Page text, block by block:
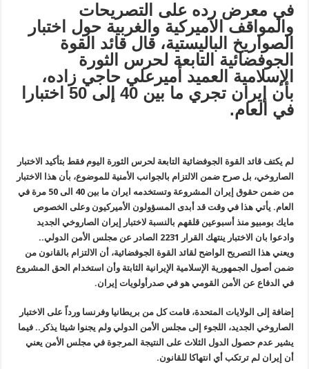
في معرض رده على التصريحات
والمواقف الآميركية والغربية حول اختبار
الصواريخ الباليستية، قال قائد القوة
الجوفضائية التابعة لحرس الثورة
الإسلامية العميد أميرعلي حاجي زاده،
بأن إيران تجري ما بين 40 إلى 50 اختبارا
في العام.
لم يكتف قائد القوة الجوفضائية التابعة لحرس الثورة اليوم فقط بتأكيد الاختبار
الصاروخي، بل صرح ضمن الالتزام بالجوانب الأمنية للموضوع، بأن هذا الاختبار
من ضمن حقوق إيران المشروعة وتستخدمه ايران ما بين 40 الى 50 مرة في
العام. يأتي هذا في وقت قد أبدى المسؤولون الأميركيون وعلى الخصوص
مايك بومبيو منذ أسبوعين قلقهم بالنسبة لاختبار إيران الصاروخي الجديد
وادعوا بان الاختبار ينتهك القرار 2231 الصادر عن مجلس الأمن الدولي..
ويعني هذا التصريح الواضح لقائد القوة الجوفضائية، أن الالتزام بالقانون من
ضمن أصول الجمهورية الإسلامية الإيرانية الثابتة وأن استخدام الحق المشروع
في الدفاع عن الأمن القومي هو في صدرأولويات إيران.
إضافة إلى الولايات المتحدة، قامت كل من بريطانيا وفرنسا ورداً على الاختبار
الصاروخي الجديد، اللجوء إلى مجلس الأمن الدولي ولم يجنوا شيئا يذكر.. فيما
يشير عدم حصول الدول الثلاث على النتيجة المرجوة في مجلس الأمن يعني
أن إيران لم ترتكب أي انتهاكا للقانون.